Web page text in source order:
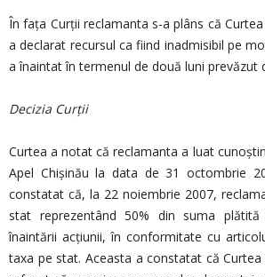
În faţa Curţii reclamanta s-a plâns că
a declarat recursul ca fiind inadmisibil pe
a înaintat în termenul de două luni prevăzut
Decizia Curţii
Curtea a notat că reclamanta a luat
Apel Chișinău la data de 31 octombrie
constatat că, la 22 noiembrie 2007,
stat reprezentând 50% din suma
înaintării acțiunii, în conformitate cu
taxa pe stat. Aceasta a constatat că Curtea